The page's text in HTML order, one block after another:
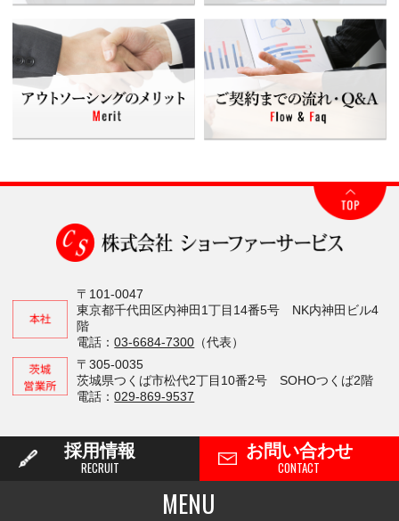
〒101-0047
東京都千代田区内神田1丁目14番5号 NK内神田ビル4
階
電話：03-6684-7300 （代表）
〒305-0035
茨城県つくば市松代2丁目10番2号 SOHOつくば2階
電話：029-869-9537
採用情報
RECRUIT
お問い合わせ
CONTACT
MENU